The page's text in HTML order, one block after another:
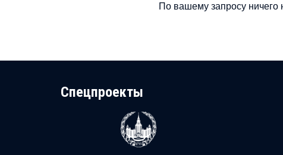
По вашему запросу ничего
Cпецпроекты